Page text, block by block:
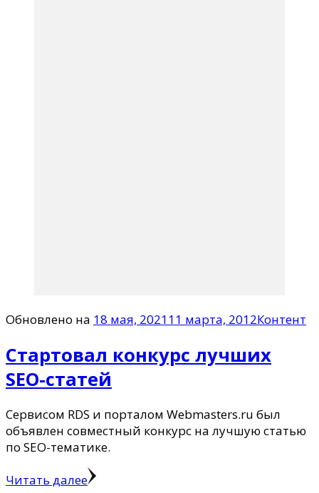
Обновлено на 18 мая, 202111 марта, 2012Контент
Стартовал конкурс лучших
SEO-статей
Сервисом RDS и порталом Webmasters.ru был
объявлен совместный конкурс на лучшую статью
по SEO-тематике.
Читать далее